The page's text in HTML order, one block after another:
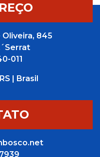
Oliveira, 845
011
| Brasil